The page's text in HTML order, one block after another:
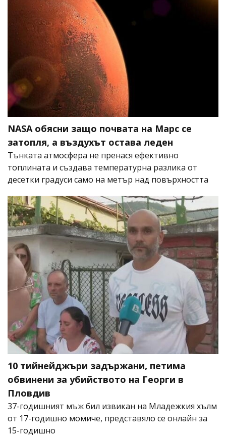
NASA обясни защо почвата на Марс се
затопля, а въздухът остава леден
Тънката атмосфера не пренася ефективно
топлината и създава температурна разлика от
десетки градуси само на метър над повърхността
10 тийнейджъри задържани, петима
обвинени за убийството на Георги в
Пловдив
37-годишният мъж бил извикан на Младежкия хълм
от 17-годишно момиче, представяло се онлайн за
15-годишно